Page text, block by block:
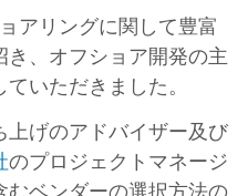
アリングに関して豊富
、オフショア開発の主
いただきました。
上げのアドバイザー及び
のプロジェクトマネージ
むベンダーの選択方法の